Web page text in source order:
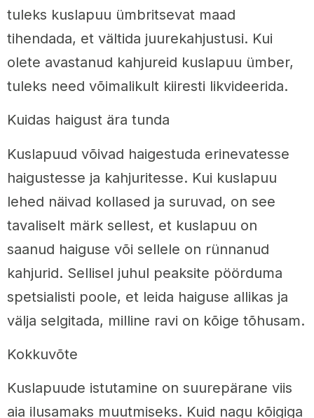
tuleks kuslapuu ümbritsevat maad
tihendada, et vältida juurekahjustusi. Kui
olete avastanud kahjureid kuslapuu ümber,
tuleks need võimalikult kiiresti likvideerida.
Kuidas haigust ära tunda
Kuslapuud võivad haigestuda erinevatesse
haigustesse ja kahjuritesse. Kui kuslapuu
lehed näivad kollased ja suruvad, on see
tavaliselt märk sellest, et kuslapuu on
saanud haiguse või sellele on rünnanud
kahjurid. Sellisel juhul peaksite pöörduma
spetsialisti poole, et leida haiguse allikas ja
välja selgitada, milline ravi on kõige tõhusam.
Kokkuvõte
Kuslapuude istutamine on suurepärane viis
aia ilusamaks muutmiseks. Kuid nagu kõigiga